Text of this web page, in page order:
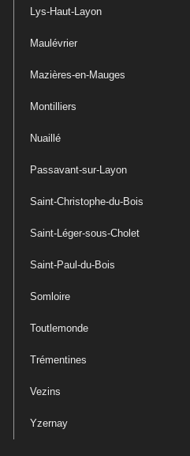
Lys-Haut-Layon
Maulévrier
Mazières-en-Mauges
Montilliers
Nuaillé
Passavant-sur-Layon
Saint-Christophe-du-Bois
Saint-Léger-sous-Cholet
Saint-Paul-du-Bois
Somloire
Toutlemonde
Trémentines
Vezins
Yzernay